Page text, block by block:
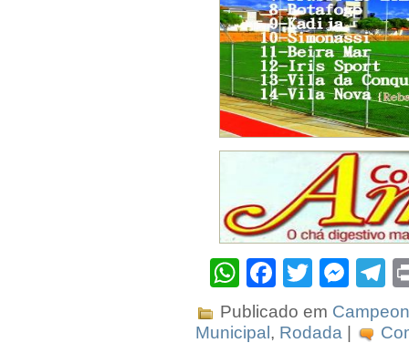
WhatsApp
Facebook
Twitter
Publicado em
Municipal, Rodada |